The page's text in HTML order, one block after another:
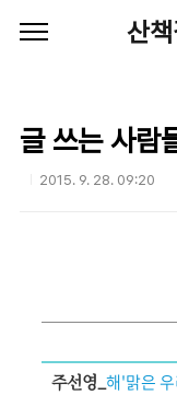
산
글 쓰는 사람
2015. 9. 28. 09:20
주선영_ 해'맑은